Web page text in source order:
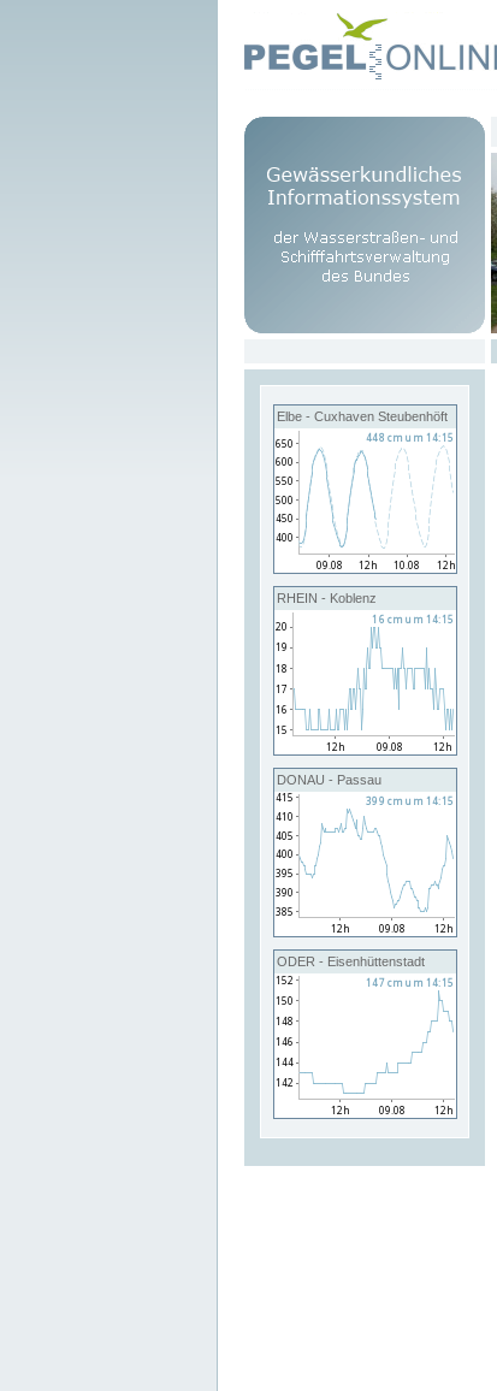
Elbe - Cuxhaven Steubenhöft
RHEIN - Koblenz
DONAU - Passau
ODER - Eisenhüttenstadt